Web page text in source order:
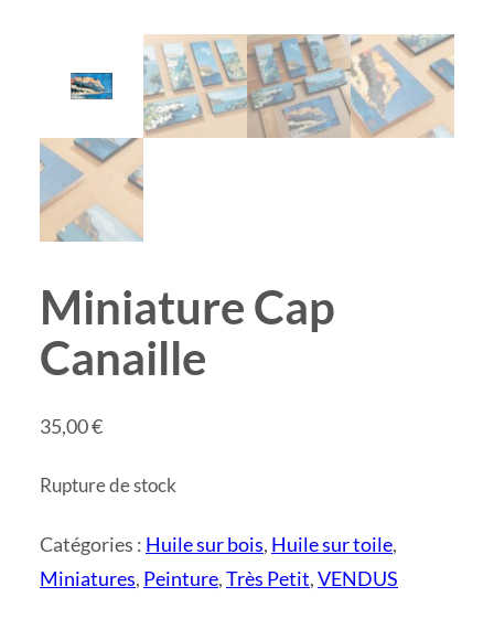
Miniature Cap
Canaille
35,00€
Rupture de stock
Catégories : Huile sur bois, Huile sur toile,
Miniatures, Peinture,Très Petit,VENDUS